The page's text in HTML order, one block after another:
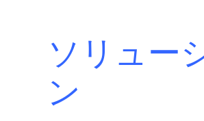
ソリュー
ン